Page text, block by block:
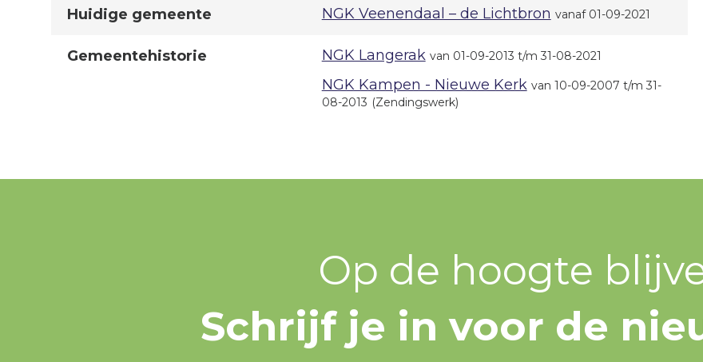
Huidige gemeente NGK Veenendaal – de Lichtbron vanaf 01-09-2021
Gemeentehistorie NGK Langerak van 01-09-2013 t/m 31-08-2021
NGK Kampen - Nieuwe Kerk van 10-09-2007 t/m 31-
08-2013 (Zendingswerk)
Op de hoogte
Schrijf je in voor de